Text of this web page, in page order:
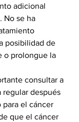
adicional
No se ha
posibilidad de
o prolongue la
consultar a
regular después
el cáncer
que el cáncer